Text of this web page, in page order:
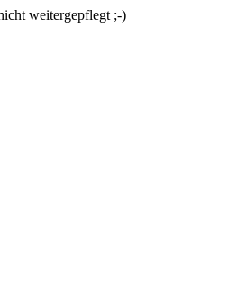
weitergepflegt ;-)